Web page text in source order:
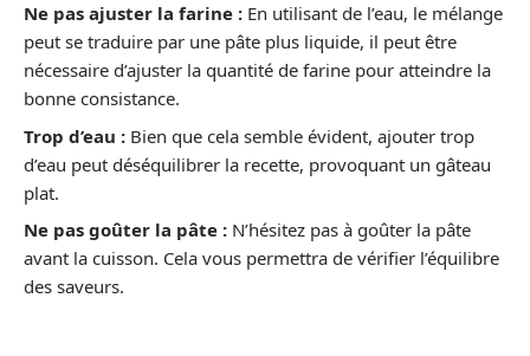
Ne pas ajuster la farine : En utilisant de l’eau, le mélange
peut se traduire par une pâte plus liquide, il peut être
nécessaire d’ajuster la quantité de farine pour atteindre la
bonne consistance.
Trop d’eau : Bien que cela semble évident, ajouter trop
d’eau peut déséquilibrer la recette, provoquant un gâteau
plat.
Ne pas goûter la pâte : N’hésitez pas à goûter la pâte
avant la cuisson. Cela vous permettra de vérifier l’équilibre
des saveurs.